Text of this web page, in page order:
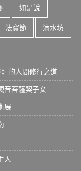
如是說
法寶節 滴水坊
的人間修行之道
音菩薩契子女
展
人